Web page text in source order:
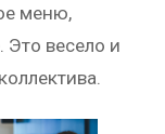
меню,
Это весело и